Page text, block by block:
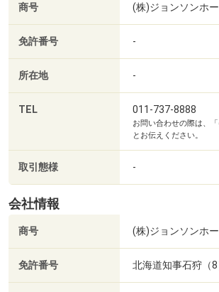
商号 (株)ジョンソンホー
免許番号 -
所在地 -
TEL 011-737-8888
お問い合わせの際は、
とお伝えください。
取引態様 -
会社情報
商号 (株)ジョンソンホー
免許番号 北海道知事石狩（